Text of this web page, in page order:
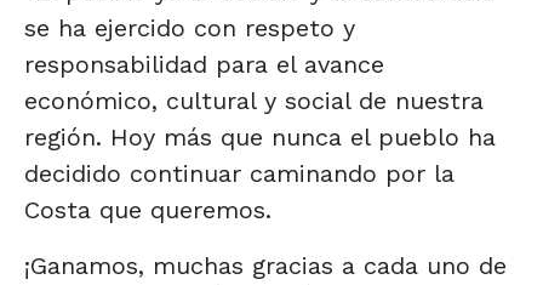
se ha ejercido con respeto y
responsabilidad para el avance
económico, cultural y social de nuestra
región. Hoy más que nunca el pueblo ha
decidido continuar caminando por la
Costa que queremos.
¡Ganamos, muchas gracias a cada uno de